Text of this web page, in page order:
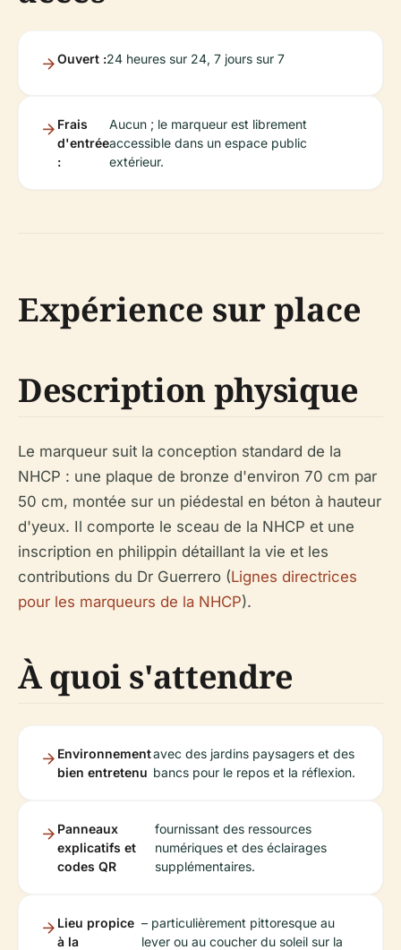
Ouvert :24 heures sur 24, 7 jours sur 7
Frais
d'entrée
:
Aucun ; le marqueur est librement
accessible dans un espace public
extérieur.
Expérience sur place
Description physique
Le marqueur suit la conception standard de la
NHCP : une plaque de bronze d'environ 70 cm par
50 cm, montée sur un piédestal en béton à hauteur
d'yeux. Il comporte le sceau de la NHCP et une
inscription en philippin détaillant la vie et les
contributions du Dr Guerrero (Lignes directrices
pour les marqueurs de la NHCP).
À quoi s'attendre
Environnement
bien entretenu
avec des jardins paysagers et des
bancs pour le repos et la réflexion.
Panneaux
explicatifs et
codes QR
fournissant des ressources
numériques et des éclairages
supplémentaires.
Lieu propice
à la
– particulièrement pittoresque au
lever ou au coucher du soleil sur la